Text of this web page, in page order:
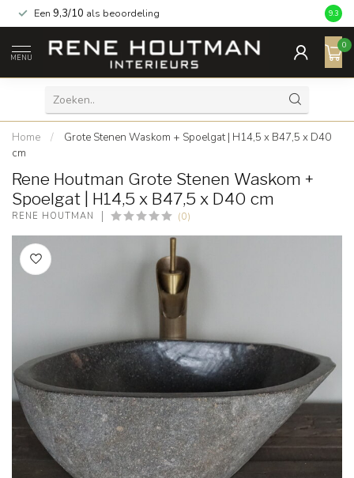
Een 9,3/10 als beoordeling 9.3
MENU
0
Home /
Grote Stenen Waskom + Spoelgat | H14,5 x B47,5 x D40
cm
Rene Houtman Grote Stenen Waskom +
Spoelgat | H14,5 x B47,5 x D40 cm
RENE HOUTMAN (0)